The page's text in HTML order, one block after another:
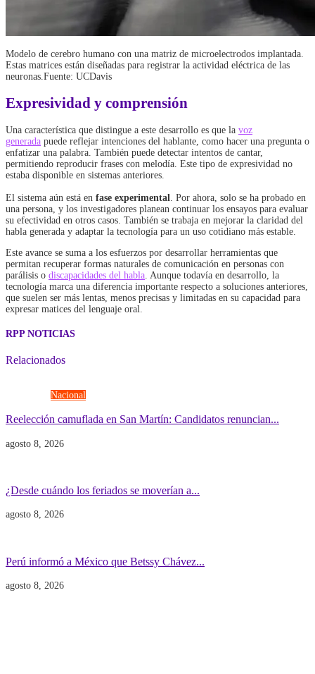
Modelo de cerebro humano con una matriz de microelectrodos implantada.
Estas matrices están diseñadas para registrar la actividad eléctrica de las
neuronas.Fuente: UCDavis
Expresividad y comprensión
Una característica que distingue a este desarrollo es que la voz
generada puede reflejar intenciones del hablante, como hacer una pregunta o
enfatizar una palabra. También puede detectar intentos de cantar,
permitiendo reproducir frases con melodía. Este tipo de expresividad no
estaba disponible en sistemas anteriores.
El sistema aún está en fase experimental. Por ahora, solo se ha probado en
una persona, y los investigadores planean continuar los ensayos para evaluar
su efectividad en otros casos. También se trabaja en mejorar la claridad del
habla generada y adaptar la tecnología para un uso cotidiano más estable.
Este avance se suma a los esfuerzos por desarrollar herramientas que
permitan recuperar formas naturales de comunicación en personas con
parálisis o discapacidades del habla. Aunque todavía en desarrollo, la
tecnología marca una diferencia importante respecto a soluciones anteriores,
que suelen ser más lentas, menos precisas y limitadas en su capacidad para
expresar matices del lenguaje oral.
RPP NOTICIAS
Relacionados
Nacional
Reelección camuflada en San Martín: Candidatos renuncian...
agosto 8, 2026
¿Desde cuándo los feriados se moverían a...
agosto 8, 2026
Perú informó a México que Betssy Chávez...
agosto 8, 2026